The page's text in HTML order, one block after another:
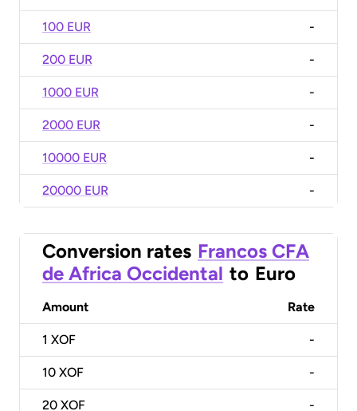
100 EUR -
200 EUR -
1000 EUR -
2000 EUR -
10000 EUR -
20000 EUR -
Conversion rates Francos CFA
de Africa Occidental to Euro
Amount Rate
1 XOF -
10 XOF -
20 XOF -